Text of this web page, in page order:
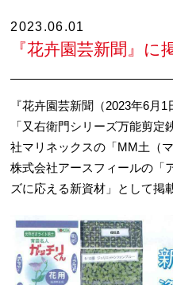
2023.06.01
『花卉園芸新聞』に
『花卉園芸新聞（2023年6月
「又右衛門シリーズ万能剪
社マリネックスの「MM土（
株式会社アースフィールの「
ズに応える新資材」として掲